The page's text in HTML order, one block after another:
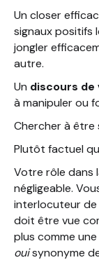
Un closer
signaux positifs
jongler
autre.
Un discours
à manipuler ou
Chercher à
Plutôt factuel
Votre rôle dans
négligeable.
interlocuteur
doit être vue
plus comme
ouisynonyme